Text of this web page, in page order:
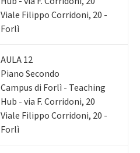
Viale Filippo Corridoni, 20 -
Forlì
AULA 12
Piano Secondo
Campus di Forlì - Teaching
Hub - via F. Corridoni, 20
Viale Filippo Corridoni, 20 -
Forlì